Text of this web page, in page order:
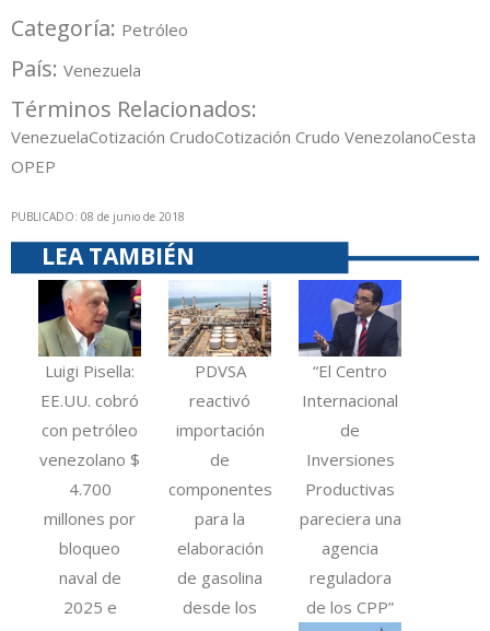
Categoría: Petróleo
País: Venezuela
Términos Relacionados:
VenezuelaCotización CrudoCotización Crudo VenezolanoCesta
OPEP
PUBLICADO: 08 de junio de 2018
LEA TAMBIÉN
Luigi Pisella:
EE.UU. cobró
con petróleo
venezolano $
4.700
millones por
bloqueo
naval de
2025 e
PDVSA
reactivó
importación
de
componentes
para la
elaboración
de gasolina
desde los
“El Centro
Internacional
de
Inversiones
Productivas
pareciera una
agencia
reguladora
de los CPP”